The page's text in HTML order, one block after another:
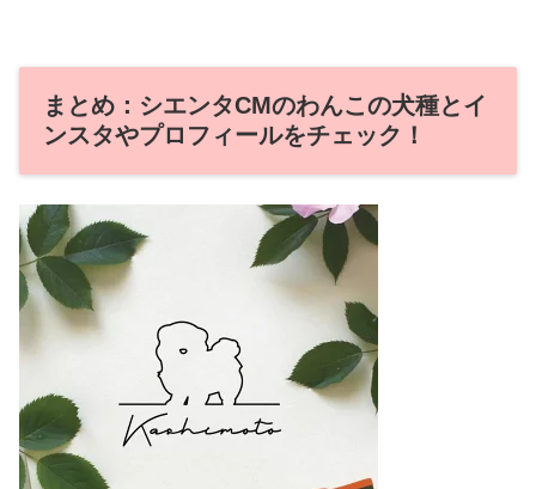
まとめ：シエンタCMのわんこの犬種とイ
ンスタやプロフィールをチェック！